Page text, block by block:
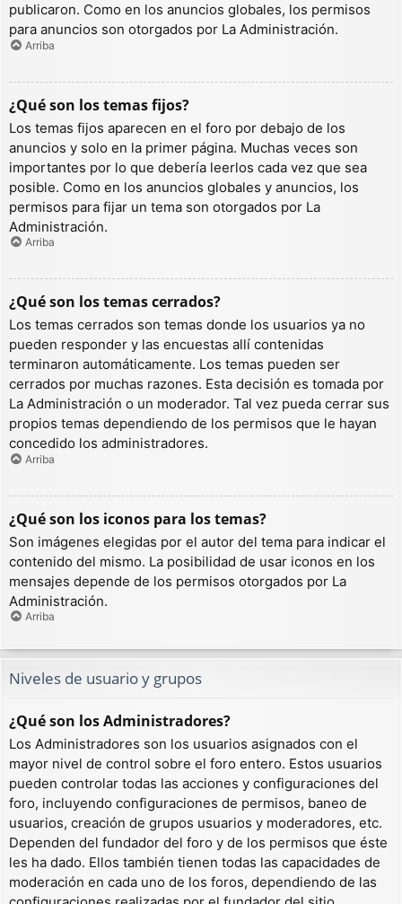
publicaron. Como en los anuncios globales, los permisos
para anuncios son otorgados por La Administración.
Arriba
¿Qué son los temas fijos?
Los temas fijos aparecen en el foro por debajo de los
anuncios y solo en la primer página. Muchas veces son
importantes por lo que debería leerlos cada vez que sea
posible. Como en los anuncios globales y anuncios, los
permisos para fijar un tema son otorgados por La
Administración.
Arriba
¿Qué son los temas cerrados?
Los temas cerrados son temas donde los usuarios ya no
pueden responder y las encuestas allí contenidas
terminaron automáticamente. Los temas pueden ser
cerrados por muchas razones. Esta decisión es tomada por
La Administración o un moderador. Tal vez pueda cerrar sus
propios temas dependiendo de los permisos que le hayan
concedido los administradores.
Arriba
¿Qué son los iconos para los temas?
Son imágenes elegidas por el autor del tema para indicar el
contenido del mismo. La posibilidad de usar iconos en los
mensajes depende de los permisos otorgados por La
Administración.
Arriba
Niveles de usuario y grupos
¿Qué son los Administradores?
Los Administradores son los usuarios asignados con el
mayor nivel de control sobre el foro entero. Estos usuarios
pueden controlar todas las acciones y configuraciones del
foro, incluyendo configuraciones de permisos, baneo de
usuarios, creación de grupos usuarios y moderadores, etc.
Dependen del fundador del foro y de los permisos que éste
les ha dado. Ellos también tienen todas las capacidades de
moderación en cada uno de los foros, dependiendo de las